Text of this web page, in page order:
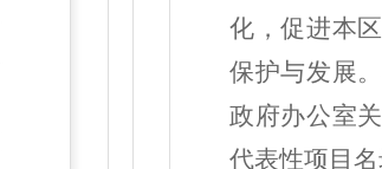
化，促进本
保护与发展
政府办公室
代表性项目名